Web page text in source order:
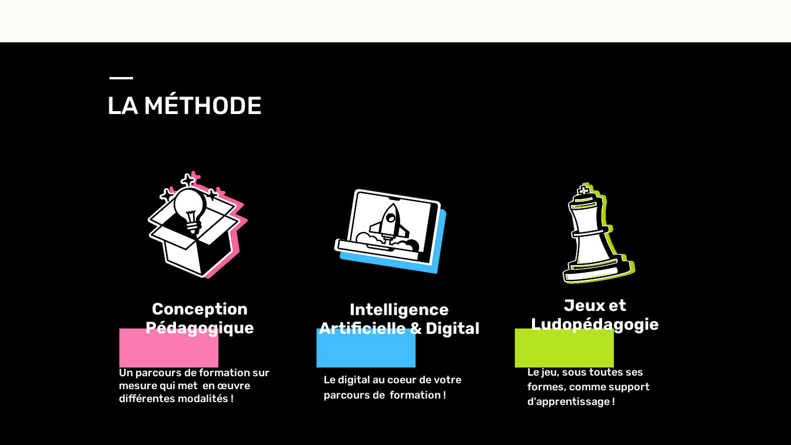
LA MÉTHODE
Conception
Pédagogique
Un parcours de formation sur
mesure qui met en œuvre
différentes modalités !
Intelligence
Artificielle & Digital
Le digital au coeur de votre
parcours de formation !
Jeux et
Ludopédagogie
Le jeu, sous toutes ses
formes, comme support
d'apprentissage !